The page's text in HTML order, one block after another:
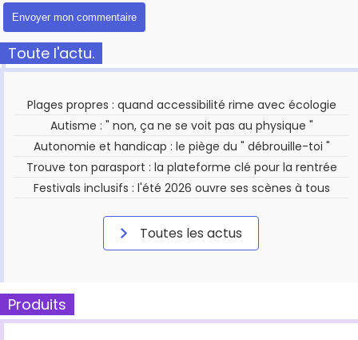
Toute l'actu.
Plages propres : quand accessibilité rime avec écologie
Autisme : " non, ça ne se voit pas au physique "
Autonomie et handicap : le piège du " débrouille-toi "
Trouve ton parasport : la plateforme clé pour la rentrée
Festivals inclusifs : l'été 2026 ouvre ses scènes à tous
Toutes les actus
Produits